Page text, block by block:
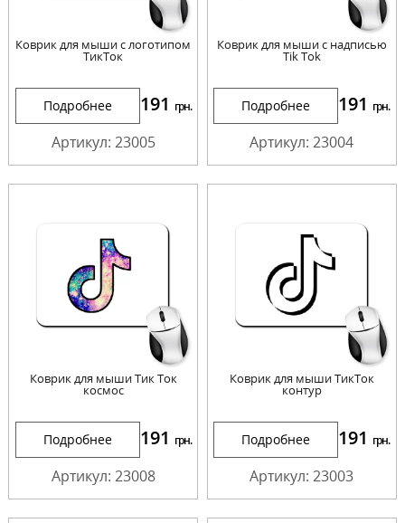
Коврик для мыши c логотипом
ТикТок
Подробнее 191 грн.
Артикул: 23005
Коврик для мыши с надписью
Tik Tok
Подробнее 191 грн.
Артикул: 23004
Коврик для мыши Тик Ток
космос
Подробнее 191 грн.
Артикул: 23008
Коврик для мыши ТикТок
контур
Подробнее 191 грн.
Артикул: 23003